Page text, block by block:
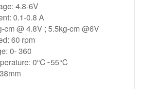
4.8-6V
0.1-0.8 A
@ 4.8V ; 5.5kg-cm @6V
60 rpm
0- 360
0℃~55℃